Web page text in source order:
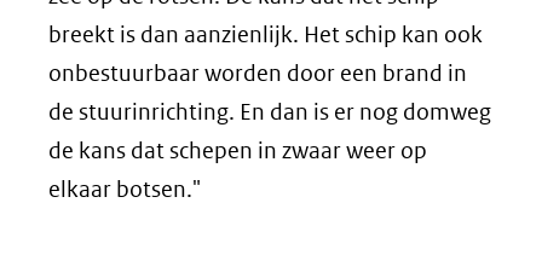
breekt is dan aanzienlijk. Het schip kan ook
onbestuurbaar worden door een brand in
de stuurinrichting. En dan is er nog domweg
de kans dat schepen in zwaar weer op
elkaar botsen."